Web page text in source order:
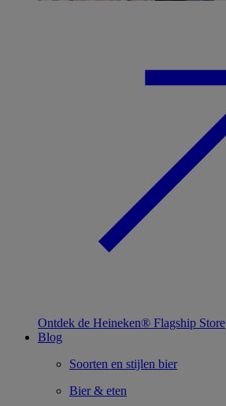
Ontdek de Heineken® Flagship Store
Blog
Soorten en stijlen bier
Bier & eten